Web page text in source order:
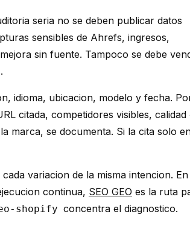
seria no se deben publicar datos
sensibles de Ahrefs, ingresos,
sin fuente. Tampoco se debe
idioma, ubicacion, modelo y fecha.
citada, competidores visibles, calidad
marca, se documenta. Si la cita solo
variacion de la misma intencion. En
continua, SEO GEO es la ruta
shopify concentra el diagnostico.